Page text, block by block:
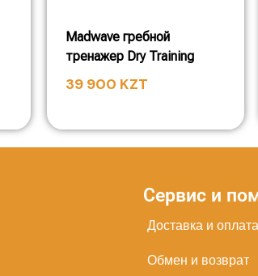
Madwave гребной
тренажер Dry Training
39 900 KZT
Сервис и
Доставка и оплата
Обмен и возврат